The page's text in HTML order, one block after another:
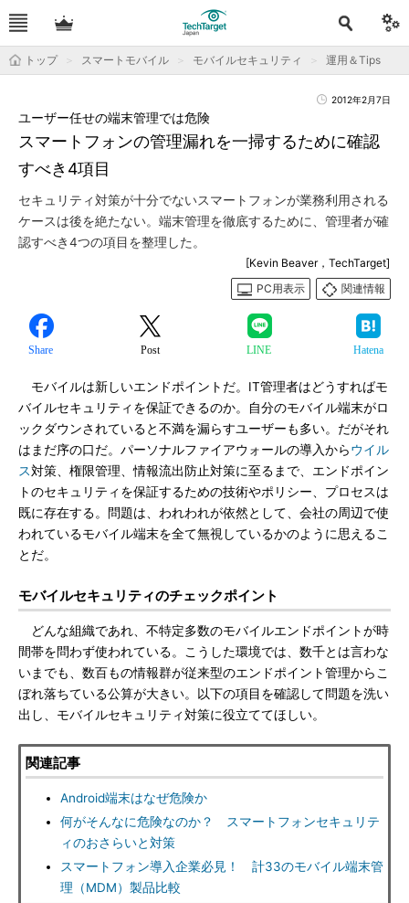
トップ スマートモバイル モバイルセキュリティ 運用＆Tips
2012年2月7日
スマートフォンの管理漏れを一掃するために確認
すべき4項目
ユーザー任せの端末管理では危険
セキュリティ対策が十分でないスマートフォンが業務利用される
ケースは後を絶たない。端末管理を徹底するために、管理者が確
認すべき4つの項目を整理した。
[Kevin Beaver，TechTarget]
PC用表示
関連情報
Share Post LINE Hatena
モバイルは新しいエンドポイントだ。IT管理者はどうすればモ
バイルセキュリティを保証できるのか。自分のモバイル端末がロ
ックダウンされていると不満を漏らすユーザーも多い。だがそれ
はまだ序の口だ。パーソナルファイアウォールの導入からウイル
ス対策、権限管理、情報流出防止対策に至るまで、エンドポイン
トのセキュリティを保証するための技術やポリシー、プロセスは
既に存在する。問題は、われわれが依然として、会社の周辺で使
われているモバイル端末を全て無視しているかのように思えるこ
とだ。
モバイルセキュリティのチェックポイント
どんな組織であれ、不特定多数のモバイルエンドポイントが時
間帯を問わず使われている。こうした環境では、数千とは言わな
いまでも、数百もの情報群が従来型のエンドポイント管理からこ
ぼれ落ちている公算が大きい。以下の項目を確認して問題を洗い
出し、モバイルセキュリティ対策に役立ててほしい。
関連記事
Android端末はなぜ危険か
何がそんなに危険なのか？ スマートフォンセキュリテ
ィのおさらいと対策
スマートフォン導入企業必見！ 計33のモバイル端末管
理（MDM）製品比較